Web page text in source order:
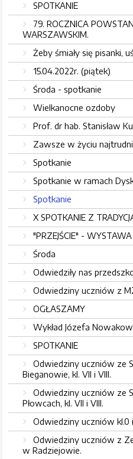
SPOTKANIE
79. ROCZNICA
WARSZAWSKIM.
Żeby śmiały się pisanki,
15.04.2022r. (piątek)
Środa - spotkanie
Wielkanocne ozdoby
Prof. dr hab. Stanisław
Zawsze w życiu
Spotkanie
Spotkanie w ramach
Spotkanie
X SPOTKANIE Z
"PRZEJŚCIE" -
Środa
Odwiedziły nas
Odwiedziny uczniów z
OGŁASZAMY
Wykład Józefa
SPOTKANIE
Odwiedziny uczniów ze
Bieganowie, kl. VII i VIII.
Odwiedziny uczniów ze
Płowcach, kl. VII i VIII.
Odwiedziny uczniów kl.0 i
Odwiedziny uczniów z
w Radziejowie.